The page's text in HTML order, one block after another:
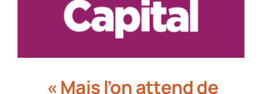
« Mais l’on attend de